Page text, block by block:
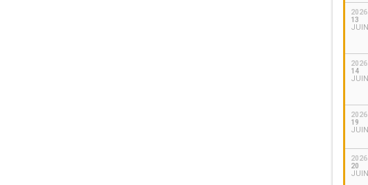
2026
13
JUIN
2026
14
JUIN
2026
19
JUIN
2026
20
JUIN